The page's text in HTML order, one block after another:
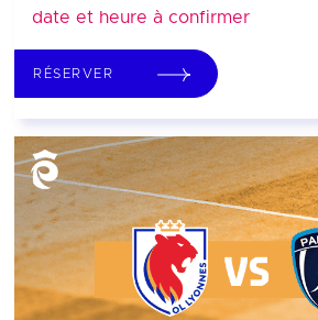
date et heure à confirmer
RÉSERVER